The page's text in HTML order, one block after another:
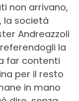
non arrivano,
la società
Andreazzoli
la
far contenti
per il resto
in mano